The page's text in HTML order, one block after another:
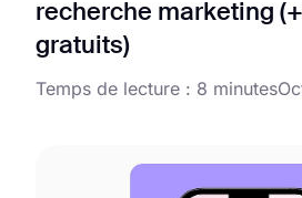
recherche marketing
gratuits)
Temps de lecture : 8 minutes